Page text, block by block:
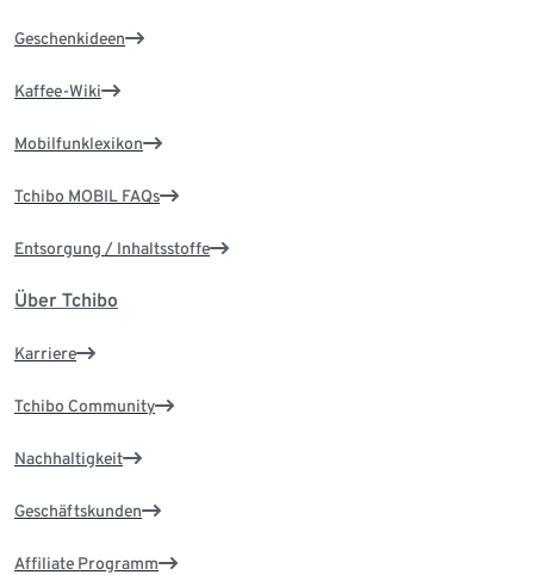
Geschenkideen
Kaffee-Wiki
Mobilfunklexikon
Tchibo MOBIL FAQs
Entsorgung / Inhaltsstoffe
Über Tchibo
Karriere
Tchibo Community
Nachhaltigkeit
Geschäftskunden
Affiliate Programm